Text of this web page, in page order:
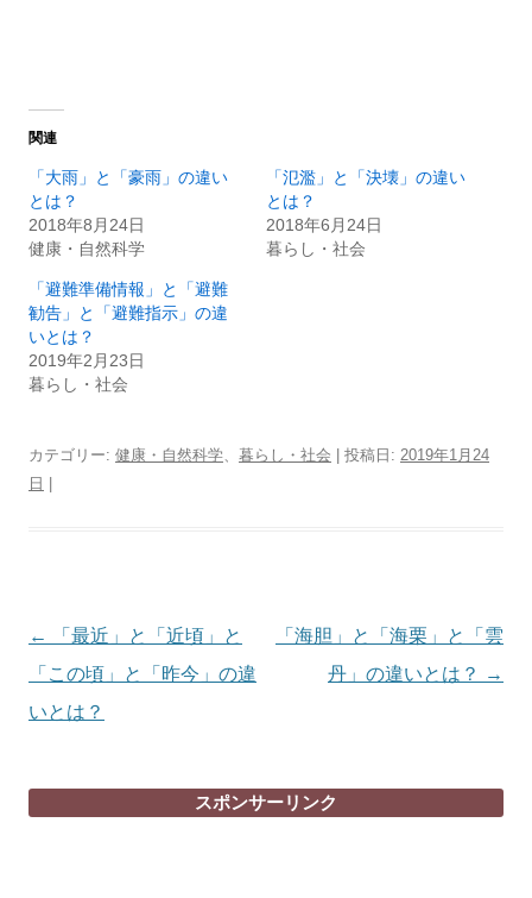
関連
「大雨」と「豪雨」の違い
とは？
2018年8月24日
健康・自然科学
「氾濫」と「決壊」の違い
とは？
2018年6月24日
暮らし・社会
「避難準備情報」と「避難
勧告」と「避難指示」の違
いとは？
2019年2月23日
暮らし・社会
カテゴリー: 健康・自然科学、 暮らし・社会 | 投稿日: 2019年1月24
日
投
稿
ナ
ゲ
←
「最近」と「近頃」と
「この頃」と「昨今」の違
いとは？
「海胆」と「海栗」と「雲
丹」の違いとは？
→
スポンサーリンク